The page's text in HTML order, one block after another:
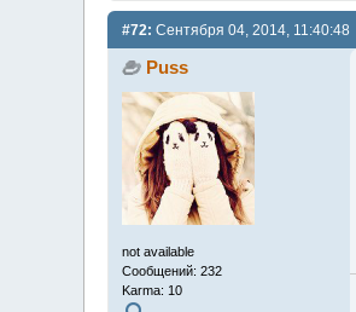
#72: Сентября 04, 2014, 11:40:48
Puss
not available
Сообщений: 232
Karma: 10